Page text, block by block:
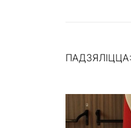
ПАДЗЯЛІЦЦА: